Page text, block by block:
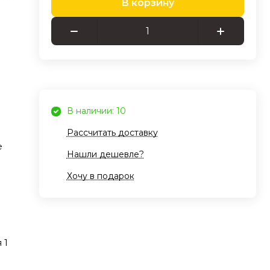
В корзину
В наличии: 10
Рассчитать доставку
Нашли дешевле?
Хочу в подарок